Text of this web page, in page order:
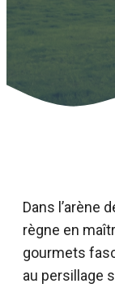
Dans l’arène
règne en
gourmets
au persillage